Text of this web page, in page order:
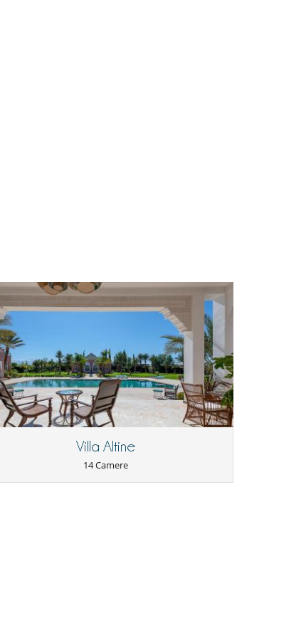
Villa Altine
14 Camere